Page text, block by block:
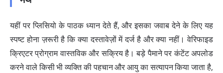
यहीं पर प्लिसियो के पाठक ध्यान देते हैं, और इसका जवाब देने के लिए यह
स्पष्ट होना ज़रूरी है कि क्या दस्तावेज़ों में दर्ज है और क्या नहीं। वेरिफाइड
क्रिएटर प्रोग्राम वास्तविक और सक्रिय है। बड़े पैमाने पर कंटेंट अपलोड
करने वाले किसी भी व्यक्ति की पहचान और आयु का सत्यापन किया जाता है,